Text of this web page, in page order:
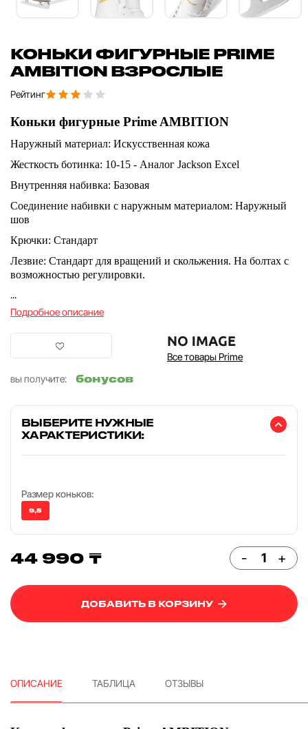
КОНЬКИ ФИГУРНЫЕ PRIME
AMBITION ВЗРОСЛЫЕ
Рейтинг
Коньки фигурные Prime AMBITION
Наружный материал: Искусственная кожа
Жесткость ботинка: 10-15 - Аналог Jackson Excel
Внутренняя набивка: Базовая
Соединение набивки с наружным материалом: Наружный
шов
Крючки: Стандарт
Лезвие: Стандарт для вращений и скольжения. На болтах с
возможностью регулировки.
...
Подробное описание
Все товары Prime
вы получите:
бонусов
ВЫБЕРИТЕ НУЖНЫЕ
ХАРАКТЕРИСТИКИ:
Размер коньков:
9,5
44 990 ₸ - +
ДОБАВИТЬ В КОРЗИНУ
ОПИСАНИЕ ТАБЛИЦА ОТЗЫВЫ